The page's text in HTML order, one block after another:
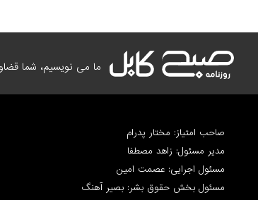
ما می نویسیم، شما
صاحب امتیاز: مختار پدرام
مدیر مسئول: زاهد مصطفا
مسئول اجرایی: عصمت امین
مسئول بخش حقوق بشر: بصیر آهنگ